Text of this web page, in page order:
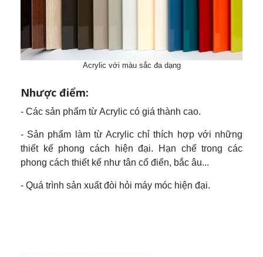
Acrylic với màu sắc đa dạng
Nhược điểm:
- Các sản phẩm từ Acrylic có giá thành cao.
- Sản phẩm làm từ Acrylic chỉ thích hợp với những
thiết kế phong cách hiện đại. Hạn chế trong các
phong cách thiết kế như tân cổ điển, bắc âu...
- Quá trình sản xuất đòi hỏi máy móc hiện đại.